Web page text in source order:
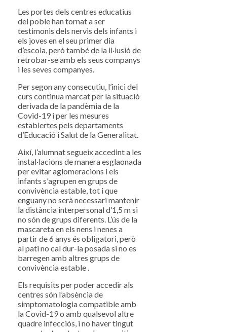
Les portes dels centres educatius
del poble han tornat a ser
testimonis dels nervis dels infants i
els joves en el seu primer dia
d’escola, però també de la il·lusió de
retrobar-se amb els seus companys
i les seves companyes.
Per segon any consecutiu, l’inici del
curs continua marcat per la situació
derivada de la pandèmia de la
Covid-19 i per les mesures
establertes pels departaments
d’Educació i Salut de la Generalitat.
Així, l’alumnat segueix accedint a les
instal·lacions de manera esglaonada
per evitar aglomeracions i els
infants s'agrupen en grups de
convivència estable, tot i que
enguany no serà necessari mantenir
la distància interpersonal d’1,5 m si
no són de grups diferents. L’ús de la
mascareta en els nens i nenes a
partir de 6 anys és obligatori, però
al pati no cal dur-la posada si no es
barregen amb altres grups de
convivència estable .
Els requisits per poder accedir als
centres són l’absència de
simptomatologia compatible amb
la Covid-19 o amb qualsevol altre
quadre infecciós, i no haver tingut